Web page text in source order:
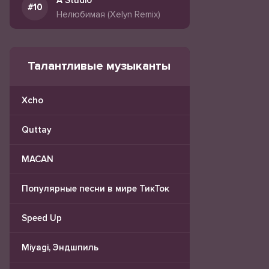
Нелюбимая (Xelyn Remix)
Талантливые музыканты
Xcho
Quttay
MACAN
Популярные песни в мире ТикТок
Speed Up
Miyagi, Эндшпиль